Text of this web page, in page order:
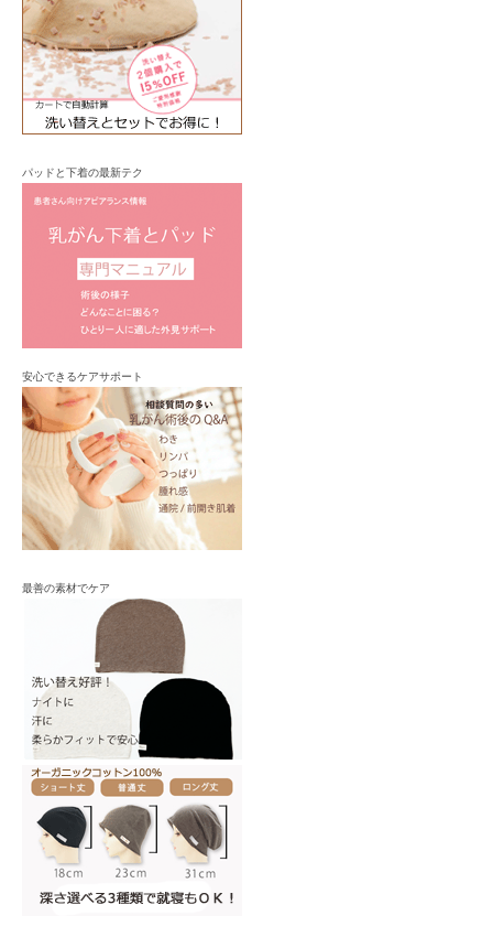
パッドと下着の最新テク
安心できるケアサポート
最善の素材でケア